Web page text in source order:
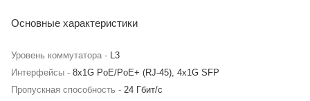
Основные характеристики
Уровень коммутатора - L3
Интерфейсы - 8x1G PoE/PoE+ (RJ-45), 4x1G SFP
Пропускная способность - 24 Гбит/с